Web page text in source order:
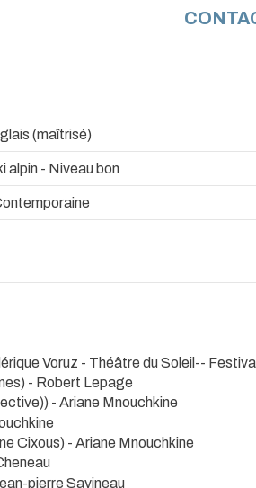
(maîtrisé)
alpin - Niveau bon
Voruz - Théâtre du Soleil--
- Robert Lepage
- Ariane Mnouchkine
Cixous) - Ariane Mnouchkine
pierre Savineau